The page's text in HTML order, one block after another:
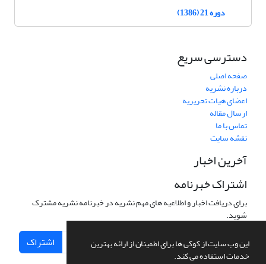
این وب سایت از کوکی ها برای اطمینان از ارائه بهترین
خدمات استفاده می کند.
دوره 21 (1386)
دسترسی سریع
صفحه اصلی
درباره نشریه
اعضای هیات تحریریه
ارسال مقاله
تماس با ما
نقشه سایت
آخرین اخبار
اشتراک خبرنامه
برای دریافت اخبار و اطلاعیه های مهم نشریه در خبرنامه نشریه مشترک
شوید.
اشتراک